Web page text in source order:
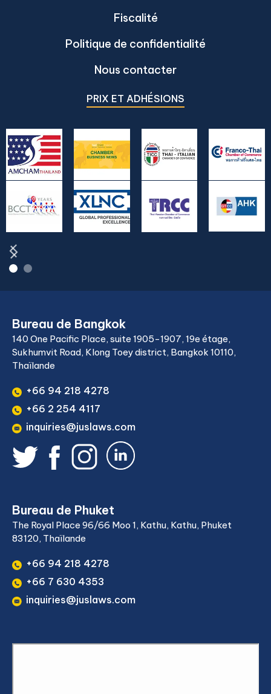
Fiscalité
Politique de confidentialité
Nous contacter
PRIX ET ADHÉSIONS
Bureau de Bangkok
140 One Pacific Place, suite 1905-1907, 19e étage,
Sukhumvit Road, Klong Toey district, Bangkok 10110,
Thaïlande
+66 94 218 4278
+66 2 254 4117
inquiries@juslaws.com
Bureau de Phuket
The Royal Place 96/66 Moo 1, Kathu, Kathu, Phuket
83120, Thaïlande
+66 94 218 4278
+66 7 630 4353
inquiries@juslaws.com